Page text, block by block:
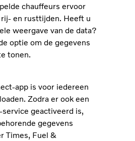
chauffeurs ervoor
en rusttijden. Heeft u
weergave van de data?
optie om de gegevens
tonen.
app is voor iedereen
Zodra er ook een
geactiveerd is,
gegevens
Times, Fuel &